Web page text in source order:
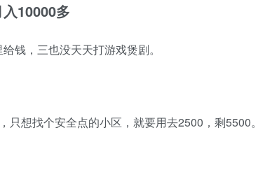
10000多
钱，三也没天天打游戏煲剧。
想找个安全点的小区，就要用去2500，剩5500。